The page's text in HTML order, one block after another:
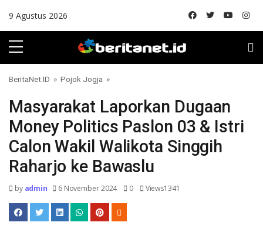
9 Agustus 2026
BeritaNet.ID » Pojok Jogja »
Masyarakat Laporkan Dugaan
Money Politics Paslon 03 & Istri
Calon Wakil Walikota Singgih
Raharjo ke Bawaslu
byadmin 6 November 2024 0 Views1341